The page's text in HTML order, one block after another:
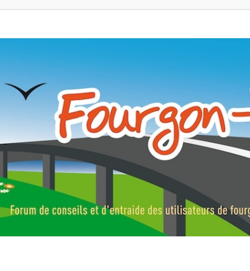
aménagés, vans et de camping-car. Partagez votre